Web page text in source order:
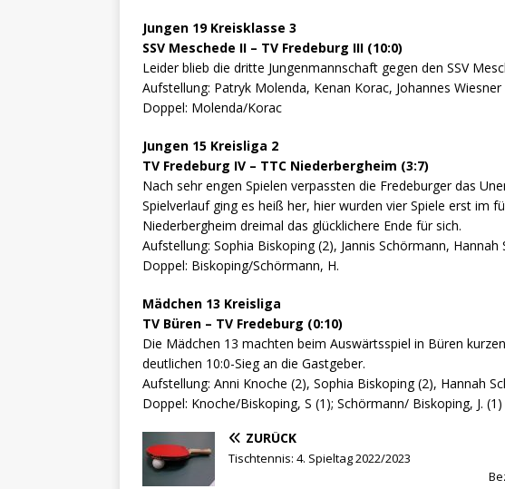
Jungen 19 Kreisklasse 3
SSV Meschede II – TV Fredeburg III (10:0)
Leider blieb die dritte Jungenmannschaft gegen den SSV
Aufstellung: Patryk Molenda, Kenan Korac, Johannes Wiesner
Doppel: Molenda/Korac
Jungen 15 Kreisliga 2
TV Fredeburg IV – TTC Niederbergheim (3:7)
Nach sehr engen Spielen verpassten die Fredeburger das
Spielverlauf ging es heiß her, hier wurden vier Spiele erst im
Niederbergheim dreimal das glücklichere Ende für sich.
Aufstellung: Sophia Biskoping (2), Jannis Schörmann, Hannah
Doppel: Biskoping/Schörmann, H.
Mädchen 13 Kreisliga
TV Büren – TV Fredeburg (0:10)
Die Mädchen 13 machten beim Auswärtsspiel in Büren
deutlichen 10:0-Sieg an die Gastgeber.
Aufstellung: Anni Knoche (2), Sophia Biskoping (2), Hannah
Doppel: Knoche/Biskoping, S (1); Schörmann/ Biskoping, J. (1)
ZURÜCK
Tischtennis: 4. Spieltag 2022/2023